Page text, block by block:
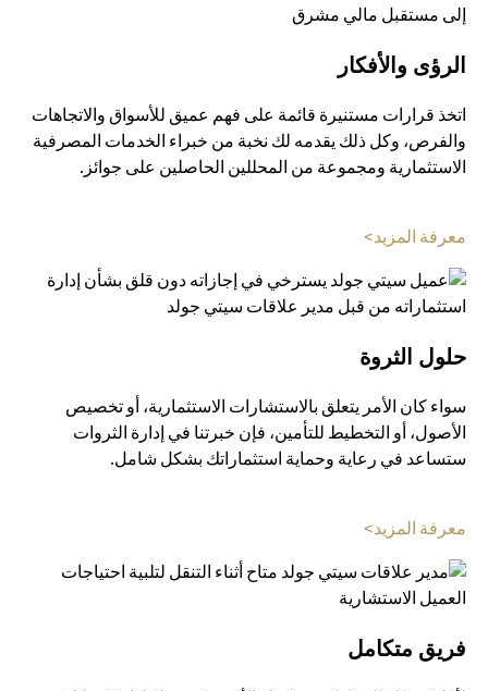
الرؤى والأفكار
اتخذ قرارات مستنيرة قائمة على فهم عميق للأسواق والاتجاهات
والفرص، وكل ذلك يقدمه لك نخبة من خبراء الخدمات المصرفية
الاستثمارية ومجموعة من المحللين الحاصلين على جوائز.
معرفة المزيد>
حلول الثروة
سواء كان الأمر يتعلق بالاستشارات الاستثمارية، أو تخصيص
الأصول، أو التخطيط للتأمين، فإن خبرتنا في إدارة الثروات
ستساعد في رعاية وحماية استثماراتك بشكل شامل.
معرفة المزيد>
فريق متكامل